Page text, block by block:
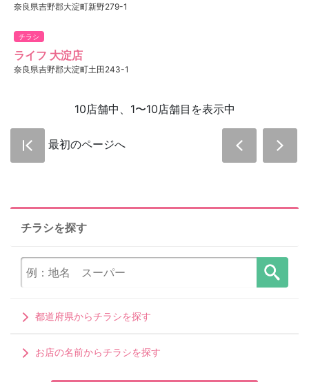
奈良県吉野郡大淀町新野279-1
チラシ
ライフ 大淀店
奈良県吉野郡大淀町土田243-1
10店舗中、1〜10店舗目を表示中
最初のページへ
チラシを探す
都道府県からチラシを探す
お店の名前からチラシを探す